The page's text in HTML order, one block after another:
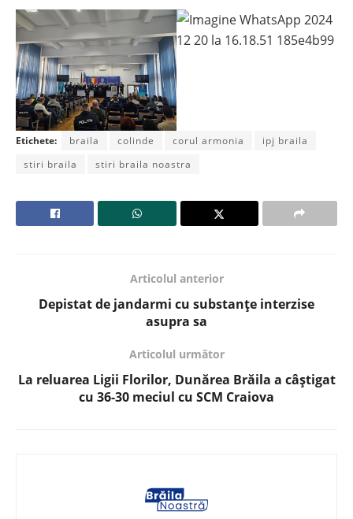
Etichete: braila colinde corul armonia
ipj braila
stiri braila
stiri braila noastra
Articolul anterior
Depistat de jandarmi cu substanțe interzise
asupra sa
Articolul următor
La reluarea Ligii Florilor, Dunărea Brăila a câștigat
cu 36-30 meciul cu SCM Craiova